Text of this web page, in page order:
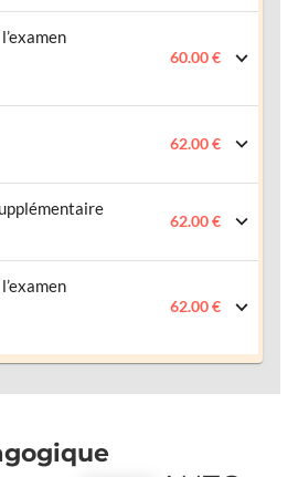
60.00 €
62.00 €
62.00 €
62.00 €